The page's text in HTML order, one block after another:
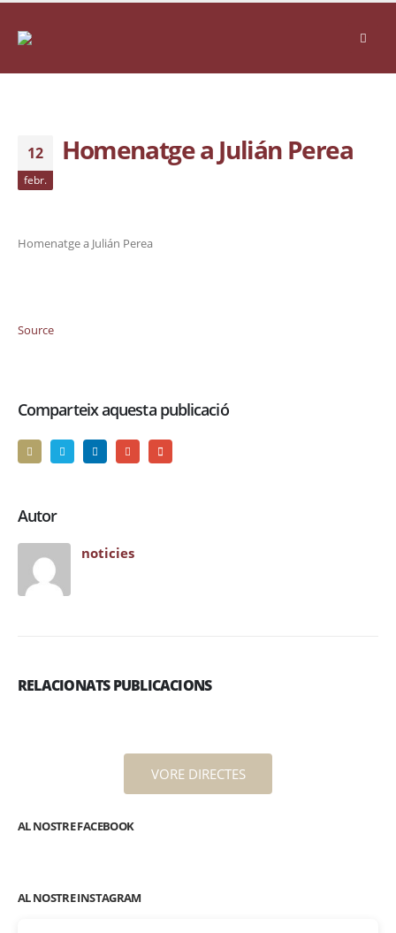
12
febr.
Homenatge a Julián Perea
Homenatge a Julián Perea
Source
Comparteix aquesta publicació
Autor
noticies
RELACIONATS PUBLICACIONS
VORE DIRECTES
AL NOSTRE FACEBOOK
AL NOSTRE INSTAGRAM